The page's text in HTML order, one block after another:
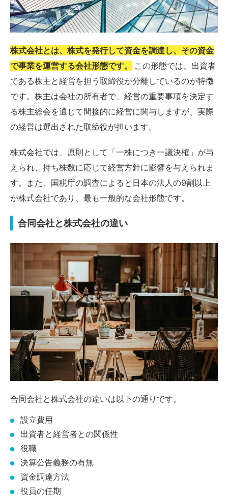
株式会社とは、株式を発行して資金を調達し、その資金
で事業を運営する会社形態です。
この形態では、出資者
である株主と経営を担う取締役が分離しているのが特徴
です。株主は会社の所有者で、経営の重要事項を決定す
る株主総会を通じて間接的に経営に関与しますが、実際
の経営は選出された取締役が担います。
株式会社では、原則として「一株につき一議決権」が与
えられ、持ち株数に応じて経営方針に影響を与えられま
す。また、国税庁の調査によると日本の法人の9割以上
が株式会社であり、最も一般的な会社形態です。
合同会社と株式会社の違い
合同会社と株式会社の違いは以下の通りです。
設立費用
出資者と経営者との関係性
役職
決算公告義務の有無
資金調達方法
役員の任期